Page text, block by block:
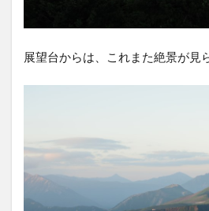
展望台からは、これまた絶景が見